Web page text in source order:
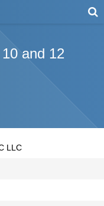
and 12
LLC